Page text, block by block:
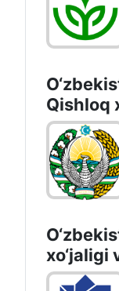
Qishloq
хo‘jaligi